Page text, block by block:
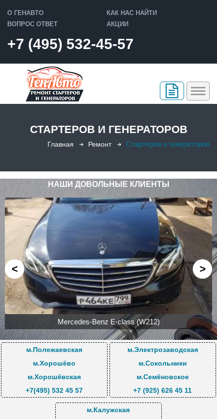
О ГЕНАВТО
КАК НАС НАЙТИ
ВОПРОС ОТВЕТ
АКЦИИ
+7 (495) 532-45-57
Ремонт печки
Слесарный ремонт
Фотоотчеты
Услуги и цены
Восстановленные генераторы
КОНТАКТЫ
СТАРТЕРОВ И ГЕНЕРАТОРОВ
Главная Ремонт Стартеров и генераторов
НАШИ ДОВОЛЬНЫЕ КЛИЕНТЫ
<
Mercedes-Benz CLA 250 2.0 4-Matik 2015гв
>
м.Полежаевская
м.Хорошёво
м.Хорошёвская
+7(495) 532 45 57
м.Электрозаводская
м.Сокольники
м.Семёновское
+7 (925) 626 45 11
м.Калужская